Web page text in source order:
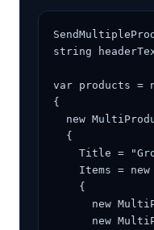
string
var products =
{
new
  {
Title =
Items = new
    {
new
new